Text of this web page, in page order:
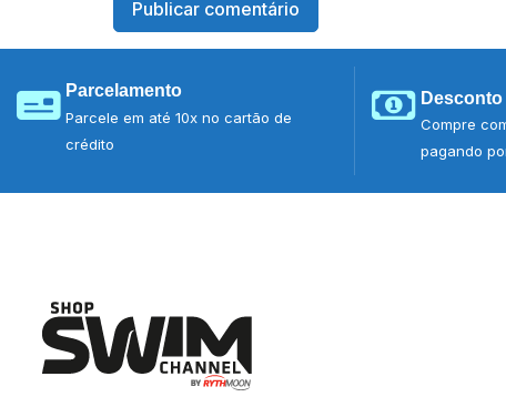
Parcelamento
Parcele em até 10x no cartão de
crédito
Compre
pagando